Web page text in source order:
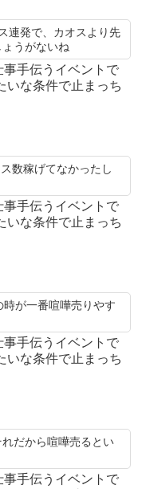
連発で、カオスより先
うがないね
事手伝うイベントで
いな条件で止まっち
数稼げてなかったし
事手伝うイベントで
いな条件で止まっち
が一番喧嘩売りやす
事手伝うイベントで
いな条件で止まっち
だから喧嘩売るとい
事手伝うイベントで